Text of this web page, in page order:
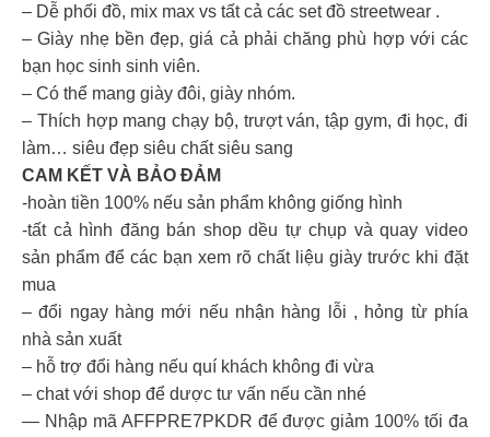
– Dễ phối đồ, mix max vs tất cả các set đồ streetwear .
– Giày nhẹ bền đẹp, giá cả phải chăng phù hợp với các
bạn học sinh sinh viên.
– Có thể mang giày đôi, giày nhóm.
– Thích hợp mang chạy bộ, trượt ván, tập gym, đi học, đi
làm… siêu đẹp siêu chất siêu sang
CAM KẾT VÀ BẢO ĐẢM
-hoàn tiền 100% nếu sản phẩm không giống hình
-tất cả hình đăng bán shop dều tự chụp và quay video
sản phẩm để các bạn xem rõ chất liệu giày trước khi đặt
mua
– đổi ngay hàng mới nếu nhận hàng lỗi , hỏng từ phía
nhà sản xuất
– hỗ trợ đổi hàng nếu quí khách không đi vừa
– chat với shop để dược tư vấn nếu cần nhé
— Nhập mã AFFPRE7PKDR để được giảm 100% tối đa